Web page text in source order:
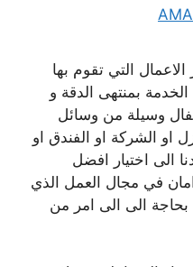
التي تقوم بها
بمنتهى الدقة و
وسيلة من وسائل
او الشركة او الفندق او
الى اختيار افضل
امان في مجال العمل الذي
الى الى امر من